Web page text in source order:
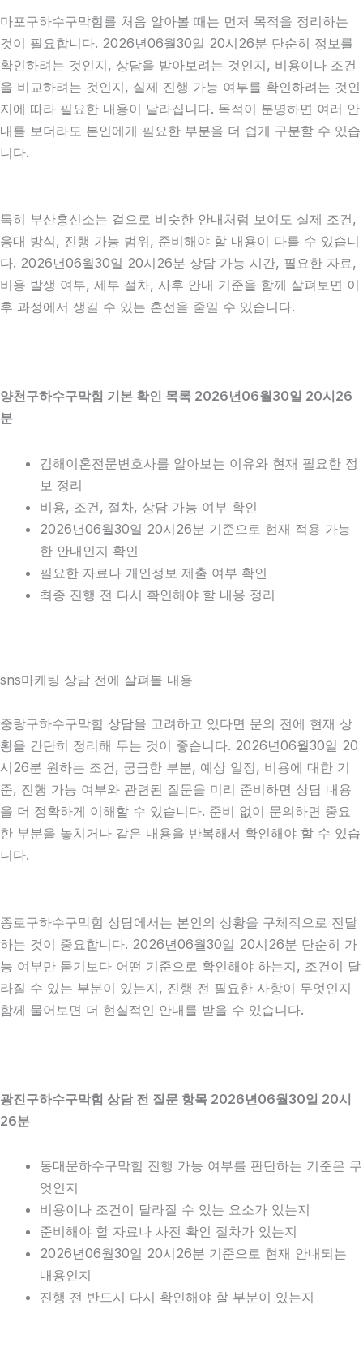
마포구하수구막힘를 처음 알아볼 때는 먼저 목적을 정리하는
것이 필요합니다. 2026년06월30일 20시26분 단순히 정보를
확인하려는 것인지, 상담을 받아보려는 것인지, 비용이나 조건
을 비교하려는 것인지, 실제 진행 가능 여부를 확인하려는 것인
지에 따라 필요한 내용이 달라집니다. 목적이 분명하면 여러 안
내를 보더라도 본인에게 필요한 부분을 더 쉽게 구분할 수 있습
니다.
특히 부산흥신소는 겉으로 비슷한 안내처럼 보여도 실제 조건,
응대 방식, 진행 가능 범위, 준비해야 할 내용이 다를 수 있습니
다. 2026년06월30일 20시26분 상담 가능 시간, 필요한 자료,
비용 발생 여부, 세부 절차, 사후 안내 기준을 함께 살펴보면 이
후 과정에서 생길 수 있는 혼선을 줄일 수 있습니다.
양천구하수구막힘 기본 확인 목록 2026년06월30일 20시26
분
김해이혼전문변호사를 알아보는 이유와 현재 필요한 정
보 정리
비용, 조건, 절차, 상담 가능 여부 확인
2026년06월30일 20시26분 기준으로 현재 적용 가능
한 안내인지 확인
필요한 자료나 개인정보 제출 여부 확인
최종 진행 전 다시 확인해야 할 내용 정리
sns마케팅 상담 전에 살펴볼 내용
중랑구하수구막힘 상담을 고려하고 있다면 문의 전에 현재 상
황을 간단히 정리해 두는 것이 좋습니다. 2026년06월30일 20
시26분 원하는 조건, 궁금한 부분, 예상 일정, 비용에 대한 기
준, 진행 가능 여부와 관련된 질문을 미리 준비하면 상담 내용
을 더 정확하게 이해할 수 있습니다. 준비 없이 문의하면 중요
한 부분을 놓치거나 같은 내용을 반복해서 확인해야 할 수 있습
니다.
종로구하수구막힘 상담에서는 본인의 상황을 구체적으로 전달
하는 것이 중요합니다. 2026년06월30일 20시26분 단순히 가
능 여부만 묻기보다 어떤 기준으로 확인해야 하는지, 조건이 달
라질 수 있는 부분이 있는지, 진행 전 필요한 사항이 무엇인지
함께 물어보면 더 현실적인 안내를 받을 수 있습니다.
광진구하수구막힘 상담 전 질문 항목 2026년06월30일 20시
26분
동대문하수구막힘 진행 가능 여부를 판단하는 기준은 무
엇인지
비용이나 조건이 달라질 수 있는 요소가 있는지
준비해야 할 자료나 사전 확인 절차가 있는지
2026년06월30일 20시26분 기준으로 현재 안내되는
내용인지
진행 전 반드시 다시 확인해야 할 부분이 있는지